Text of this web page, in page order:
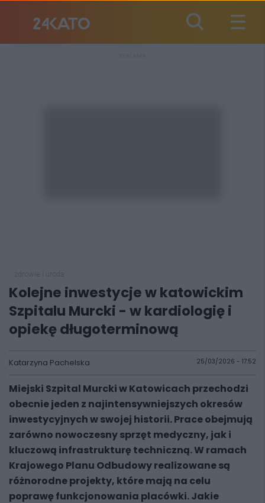
Kolejne inwestycje w katowickim
Szpitalu Murcki - w kardiologię i
opiekę długoterminową
Katarzyna Pachelska 25/03/2026 - 17:52
Miejski Szpital Murcki w Katowicach przechodzi
obecnie jeden z najintensywniejszych okresów
inwestycyjnych w swojej historii. Prace obejmują
zarówno nowoczesny sprzęt medyczny, jak i
kluczową infrastrukturę techniczną. W ramach
Krajowego Planu Odbudowy realizowane są
różnorodne projekty, które mają na celu
poprawę funkcjonowania placówki. Jakie